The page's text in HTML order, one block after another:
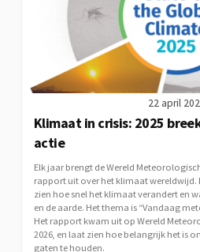
22 april
Klimaat in crisis: 2025
actie
Elk jaar brengt de Wereld
rapport uit over het klimaat wereldwijd.
zien hoe snel het klimaat verandert en
en de aarde. Het thema is “Vandaag
Het rapport kwam uit op Wereld
2026, en laat zien hoe belangrijk het is
gaten te houden.